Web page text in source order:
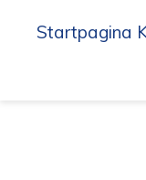
Startpagina